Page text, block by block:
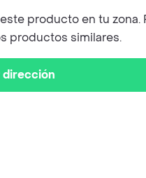
producto en tu zona.
productos similares.
dirección